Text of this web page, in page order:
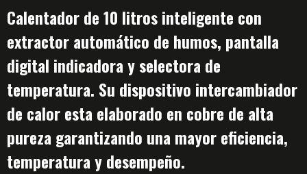
original
era:
$1,362,000.
actual
es:
$1,262,000.
Calentador de 10 litros inteligente con
extractor automático de humos, pantalla
digital indicadora y selectora de
temperatura. Su dispositivo intercambiador
de calor esta elaborado en cobre de alta
pureza garantizando una mayor eficiencia,
temperatura y desempeño.